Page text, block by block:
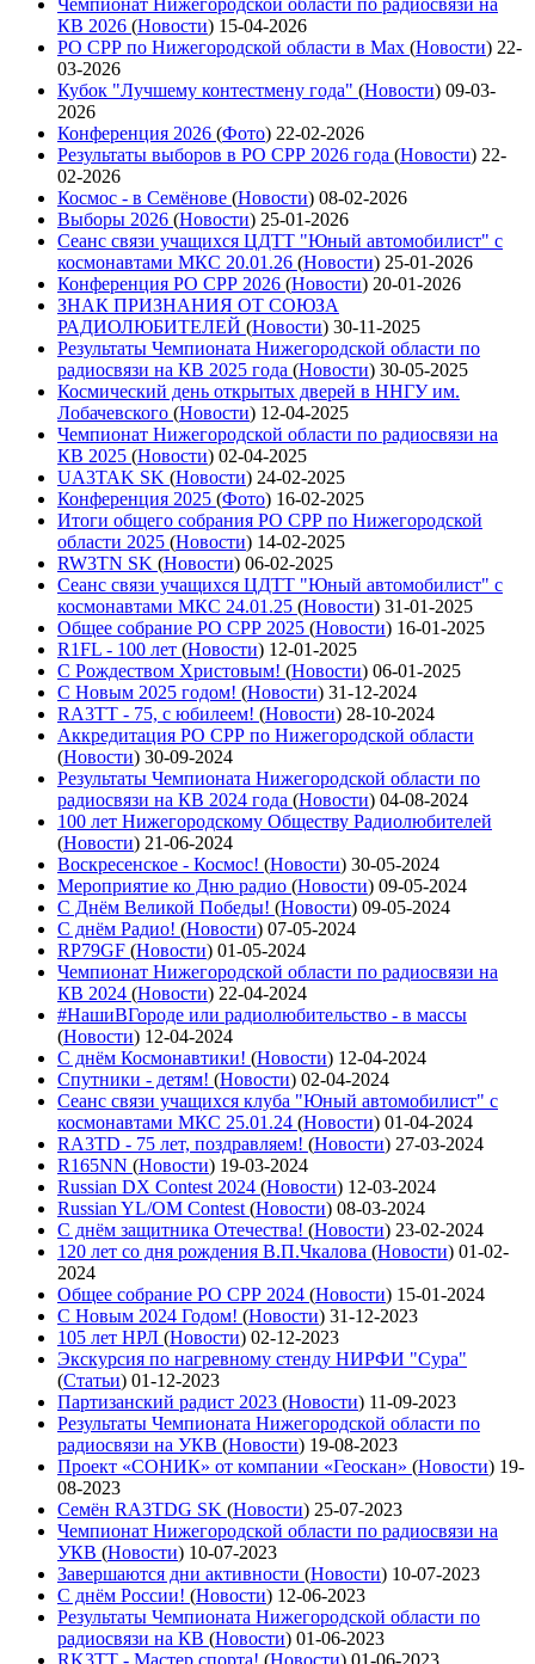
КВ 2026 (Новости) 15-04-2026
РО СРР по Нижегородской области в Max (Новости) 22-
03-2026
Кубок "Лучшему контестмену года" (Новости) 09-03-
2026
Конференция 2026 (Фото) 22-02-2026
Результаты выборов в РО СРР 2026 года (Новости) 22-
02-2026
Космос - в Семёнове (Новости) 08-02-2026
Выборы 2026 (Новости) 25-01-2026
Сеанс связи учащихся ЦДТТ "Юный автомобилист" с
космонавтами МКС 20.01.26 (Новости) 25-01-2026
Конференция РО СРР 2026 (Новости) 20-01-2026
ЗНАК ПРИЗНАНИЯ ОТ СОЮЗА
РАДИОЛЮБИТЕЛЕЙ (Новости) 30-11-2025
Результаты Чемпионата Нижегородской области по
радиосвязи на КВ 2025 года (Новости) 30-05-2025
Космический день открытых дверей в ННГУ им.
Лобачевского (Новости) 12-04-2025
Чемпионат Нижегородской области по радиосвязи на
КВ 2025 (Новости) 02-04-2025
UA3TAK SK (Новости) 24-02-2025
Конференция 2025 (Фото) 16-02-2025
Итоги общего собрания РО СРР по Нижегородской
области 2025 (Новости) 14-02-2025
RW3TN SK (Новости) 06-02-2025
Сеанс связи учащихся ЦДТТ "Юный автомобилист" с
космонавтами МКС 24.01.25 (Новости) 31-01-2025
Общее собрание РО СРР 2025 (Новости) 16-01-2025
R1FL - 100 лет (Новости) 12-01-2025
С Рождеством Христовым! (Новости) 06-01-2025
С Новым 2025 годом! (Новости) 31-12-2024
RA3TT - 75, с юбилеем! (Новости) 28-10-2024
Аккредитация РО СРР по Нижегородской области
(Новости) 30-09-2024
Результаты Чемпионата Нижегородской области по
радиосвязи на КВ 2024 года (Новости) 04-08-2024
100 лет Нижегородскому Обществу Радиолюбителей
(Новости) 21-06-2024
Воскресенское - Космос! (Новости) 30-05-2024
Мероприятие ко Дню радио (Новости) 09-05-2024
С Днём Великой Победы! (Новости) 09-05-2024
С днём Радио! (Новости) 07-05-2024
RP79GF (Новости) 01-05-2024
Чемпионат Нижегородской области по радиосвязи на
КВ 2024 (Новости) 22-04-2024
#НашиВГороде или радиолюбительство - в массы
(Новости) 12-04-2024
С днём Космонавтики! (Новости) 12-04-2024
Спутники - детям! (Новости) 02-04-2024
Сеанс связи учащихся клуба "Юный автомобилист" с
космонавтами МКС 25.01.24 (Новости) 01-04-2024
RA3TD - 75 лет, поздравляем! (Новости) 27-03-2024
R165NN (Новости) 19-03-2024
Russian DX Contest 2024 (Новости) 12-03-2024
Russian YL/OM Contest (Новости) 08-03-2024
С днём защитника Отечества! (Новости) 23-02-2024
120 лет со дня рождения В.П.Чкалова (Новости) 01-02-
2024
Общее собрание РО СРР 2024 (Новости) 15-01-2024
С Новым 2024 Годом! (Новости) 31-12-2023
105 лет НРЛ (Новости) 02-12-2023
Экскурсия по нагревному стенду НИРФИ "Сура"
(Статьи) 01-12-2023
Партизанский радист 2023 (Новости) 11-09-2023
Результаты Чемпионата Нижегородской области по
радиосвязи на УКВ (Новости) 19-08-2023
Проект «СОНИК» от компании «Геоскан» (Новости) 19-
08-2023
Семён RA3TDG SK (Новости) 25-07-2023
Чемпионат Нижегородской области по радиосвязи на
УКВ (Новости) 10-07-2023
Завершаются дни активности (Новости) 10-07-2023
С днём России! (Новости) 12-06-2023
Результаты Чемпионата Нижегородской области по
радиосвязи на КВ (Новости) 01-06-2023
RK3TT - Мастер спорта! (Новости) 01-06-2023